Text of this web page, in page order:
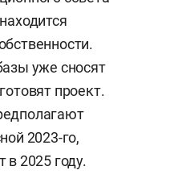
домами.
мест
включили
территорию
экономического
По предварительным
инвестиций
уже сносят
проект.
2023-го,
в 2025 году.